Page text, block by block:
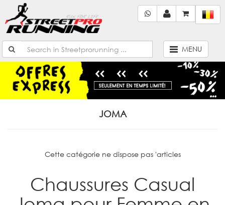
MENU
JOMA
Cette catégorie ne dispose pas 'articles
Chaussures Casual